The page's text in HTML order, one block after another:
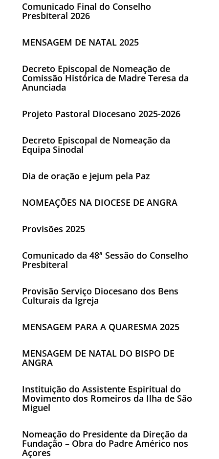
Comunicado Final do Conselho
Presbiteral 2026
MENSAGEM DE NATAL 2025
Decreto Episcopal de Nomeação de
Comissão Histórica de Madre Teresa da
Anunciada
Projeto Pastoral Diocesano 2025-2026
Decreto Episcopal de Nomeação da
Equipa Sinodal
Dia de oração e jejum pela Paz
NOMEAÇÕES NA DIOCESE DE ANGRA
Provisões 2025
Comunicado da 48ª Sessão do Conselho
Presbiteral
Provisão Serviço Diocesano dos Bens
Culturais da Igreja
MENSAGEM PARA A QUARESMA 2025
MENSAGEM DE NATAL DO BISPO DE
ANGRA
Instituição do Assistente Espiritual do
Movimento dos Romeiros da Ilha de São
Miguel
Nomeação do Presidente da Direção da
Fundação – Obra do Padre Américo nos
Açores